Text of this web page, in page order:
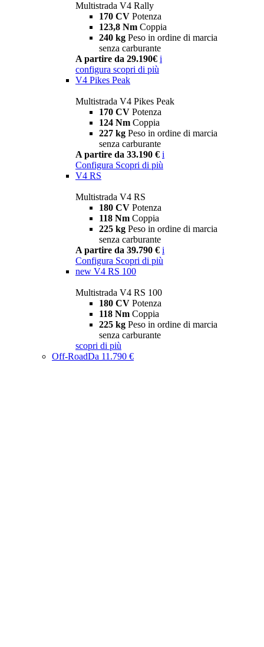
Multistrada V4 Rally
170 CV Potenza
123,8 Nm Coppia
240 kg Peso in ordine di marcia
senza carburante
A partire da 29.190€ i
configura scopri di più
V4 Pikes Peak
Multistrada V4 Pikes Peak
170 CV Potenza
124 Nm Coppia
227 kg Peso in ordine di marcia
senza carburante
A partire da 33.190 € i
Configura Scopri di più
V4 RS
Multistrada V4 RS
180 CV Potenza
118 Nm Coppia
225 kg Peso in ordine di marcia
senza carburante
A partire da 39.790 € i
Configura Scopri di più
new V4 RS 100
Multistrada V4 RS 100
180 CV Potenza
118 Nm Coppia
225 kg Peso in ordine di marcia
senza carburante
scopri di più
Off-RoadDa 11.790 €